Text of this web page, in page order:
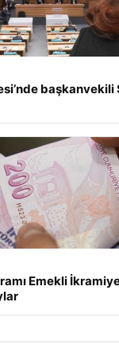
başkanvekili
Emekli